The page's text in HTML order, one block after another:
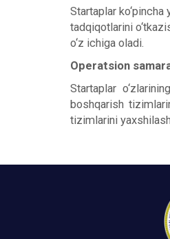
Startaplar
tadqiqotlarini
o‘z ichiga oladi.
Operatsion
Startaplar
boshqarish
tizimlarini